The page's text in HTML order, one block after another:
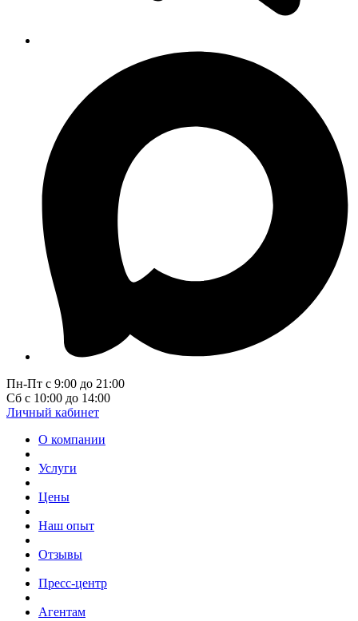
Пн-Пт с 9:00 до 21:00
Сб с 10:00 до 14:00
Личный кабинет
О компании
Услуги
Цены
Наш опыт
Отзывы
Пресс-центр
Агентам